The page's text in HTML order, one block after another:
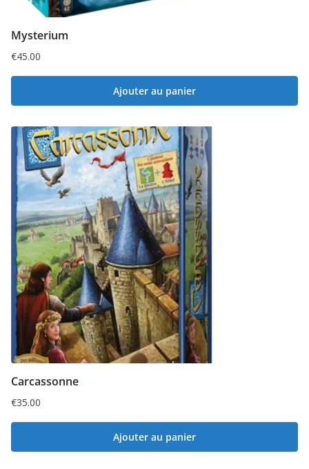
Mysterium
€45.00
Ajouter au panier
Carcassonne
€35.00
Ajouter au panier